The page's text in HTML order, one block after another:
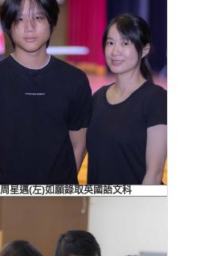
周星邁(左)如願錄取英國語文科